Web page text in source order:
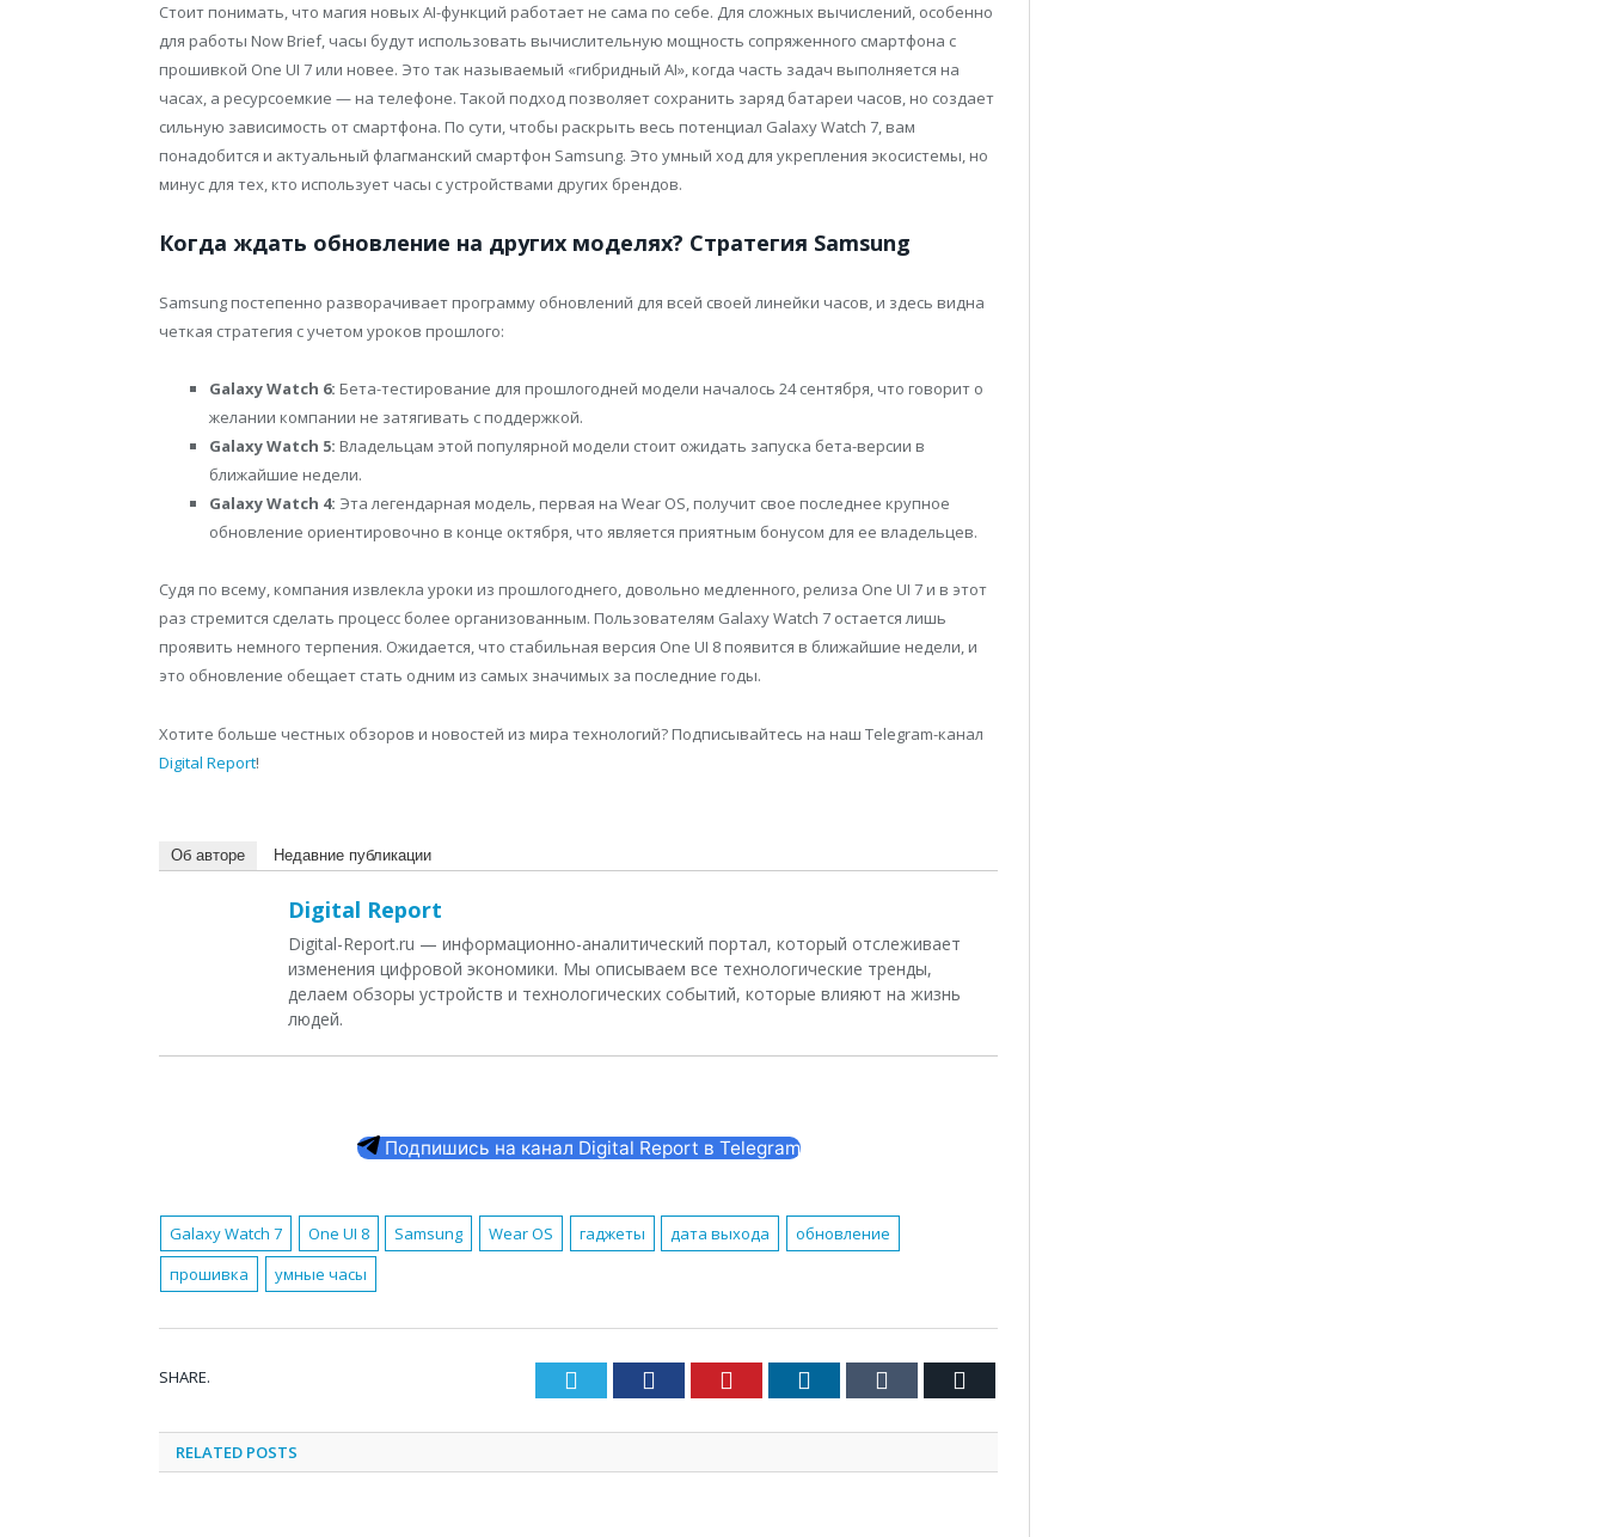
Стоит понимать, что магия новых AI-функций работает не сама по себе. Для сложных вычислений, особенно
для работы Now Brief, часы будут использовать вычислительную мощность сопряженного смартфона с
прошивкой One UI 7 или новее. Это так называемый «гибридный AI», когда часть задач выполняется на
часах, а ресурсоемкие — на телефоне. Такой подход позволяет сохранить заряд батареи часов, но создает
сильную зависимость от смартфона. По сути, чтобы раскрыть весь потенциал Galaxy Watch 7, вам
понадобится и актуальный флагманский смартфон Samsung. Это умный ход для укрепления экосистемы, но
минус для тех, кто использует часы с устройствами других брендов.
Когда ждать обновление на других моделях? Стратегия Samsung
Samsung постепенно разворачивает программу обновлений для всей своей линейки часов, и здесь видна
четкая стратегия с учетом уроков прошлого:
Galaxy Watch 6: Бета-тестирование для прошлогодней модели началось 24 сентября, что говорит о
желании компании не затягивать с поддержкой.
Galaxy Watch 5: Владельцам этой популярной модели стоит ожидать запуска бета-версии в
ближайшие недели.
Galaxy Watch 4: Эта легендарная модель, первая на Wear OS, получит свое последнее крупное
обновление ориентировочно в конце октября, что является приятным бонусом для ее владельцев.
Судя по всему, компания извлекла уроки из прошлогоднего, довольно медленного, релиза One UI 7 и в этот
раз стремится сделать процесс более организованным. Пользователям Galaxy Watch 7 остается лишь
проявить немного терпения. Ожидается, что стабильная версия One UI 8 появится в ближайшие недели, и
это обновление обещает стать одним из самых значимых за последние годы.
Хотите больше честных обзоров и новостей из мира технологий? Подписывайтесь на наш Telegram-канал
Digital Report!
Об авторе Недавние публикации
Digital Report
Digital-Report.ru — информационно-аналитический портал, который отслеживает
изменения цифровой экономики. Мы описываем все технологические тренды,
делаем обзоры устройств и технологических событий, которые влияют на жизнь
людей.
Подпишись на канал Digital Report в Telegram
Galaxy Watch 7 One UI 8 Samsung Wear OS гаджеты дата выхода
обновление
прошивка
умные часы
SHARE. Twitter Facebook Pinterest LinkedIn Tumblr
RELATED POSTS